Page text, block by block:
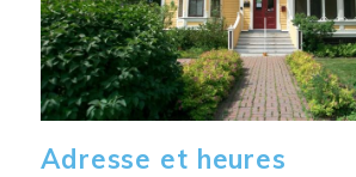
Adresse et heures